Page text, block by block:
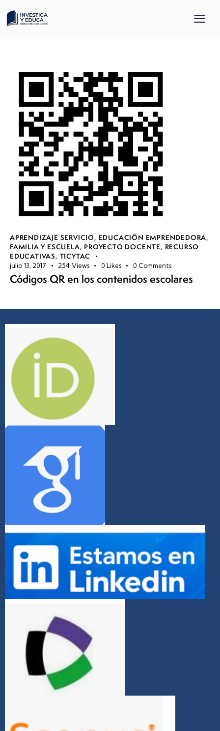
APRENDIZAJE SERVICIO, EDUCACIÓN EMPRENDEDORA,
FAMILIA Y ESCUELA, PROYECTO DOCENTE, RECURSO
EDUCATIVAS, TICYTAC
julio 13, 2017 254 Views 0 Likes 0 Comments
Códigos QR en los contenidos escolares